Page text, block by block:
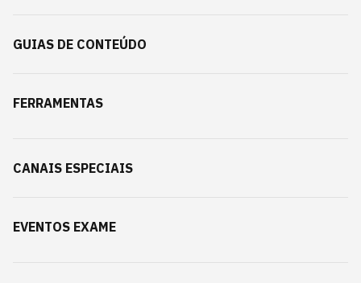
GUIAS DE CONTEÚDO
FERRAMENTAS
CANAIS ESPECIAIS
EVENTOS EXAME